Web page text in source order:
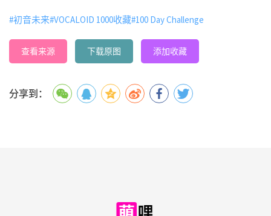
#初音未来#VOCALOID 1000收藏#100 Day Challenge
查看来源 下载原图 添加收藏
分享到：